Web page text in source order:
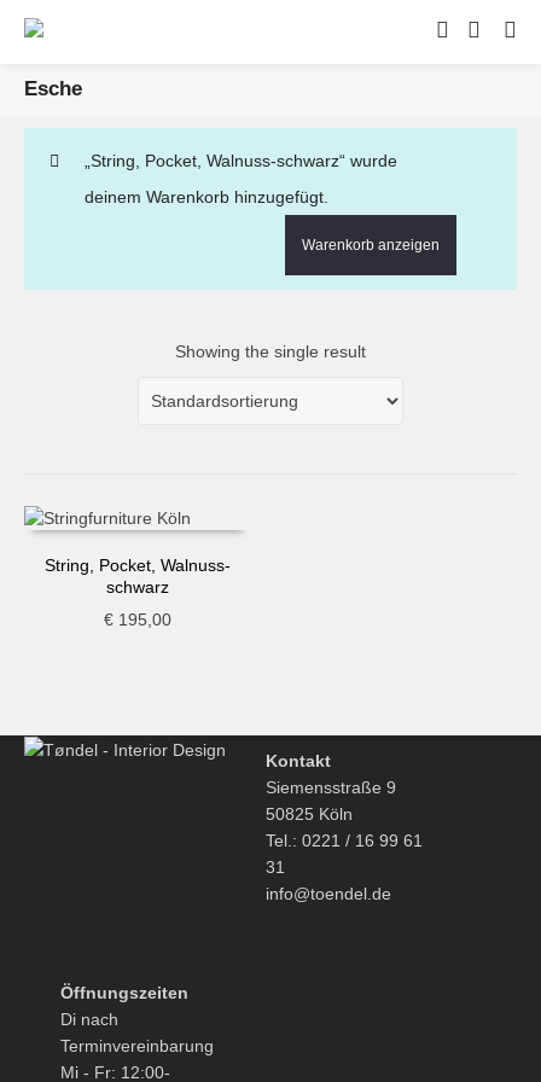
Esche
„String, Pocket, Walnuss-schwarz“ wurde
deinem Warenkorb hinzugefügt.
Warenkorb anzeigen
Showing the single result
String, Pocket, Walnuss-
schwarz
€195,00
Kontakt
Siemensstraße 9
50825 Köln
Tel.: 0221 / 16 99 61
31
info@toendel.de
Öffnungszeiten
Di nach
Terminvereinbarung
Mi - Fr: 12:00-